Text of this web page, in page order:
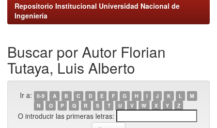
Repositorio Institucional Universidad Nacional de
Ingeniería
Buscar por Autor Florian
Tutaya, Luis Alberto
Ir a: 0-9 A B C D E F G H I J K L
M
N
O P Q R S T U V W X Y Z
O introducir las primeras letras: